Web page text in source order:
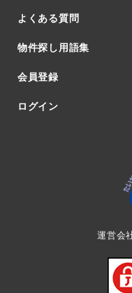
よくある質問
物件探し用語集
会員登録
ログイン
運営会